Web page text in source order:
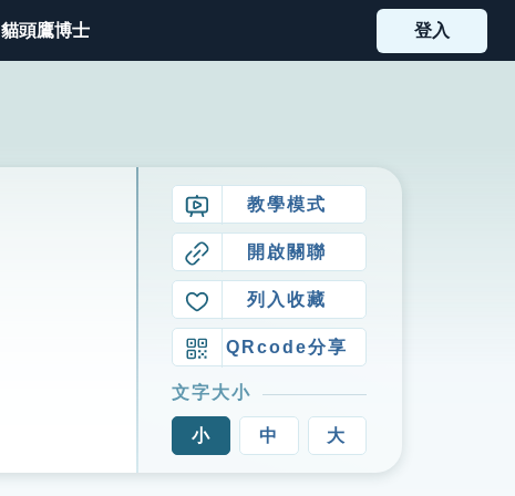
貓頭鷹博士 登入
教學模式
開啟關聯
列入收藏
QRcode分享
文字大小
小 中 大